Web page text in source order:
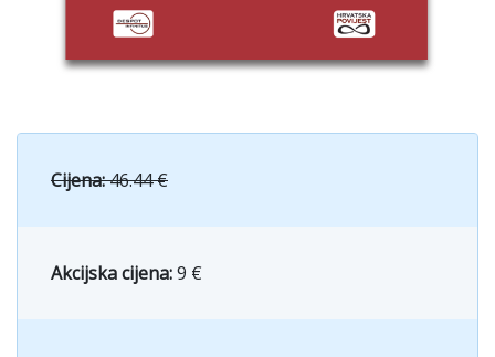
Cijena:46.44 €
Akcijska cijena:9 €